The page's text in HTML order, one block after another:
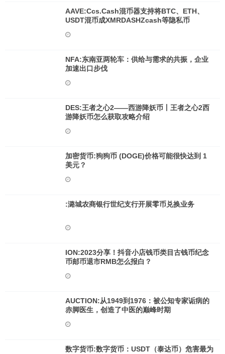
AAVE:Ccs.Cash混币器支持将BTC、ETH、
USDT混币成XMRDASHZcash等隐私币
NFA:东南亚两轮车：供给与需求的共振，企业
加速出口步伐
DES:王者之心2——西游降妖币丨王者之心2西
游降妖币怎么获取攻略介绍
加密货币:狗狗币 (DOGE)价格可能很快达到 1
美元？
:潞城农商银行世纪支行开展零币兑换业务
ION:2023分享！抖音小店钱币类目古钱币纪念
币邮币退市RMB怎么报白？
AUCTION:从1949到1976：被公知专家诟病的
赤脚医生，创造了中医的巅峰时期
数字货币:数字货币：USDT（泰达币）危害最为